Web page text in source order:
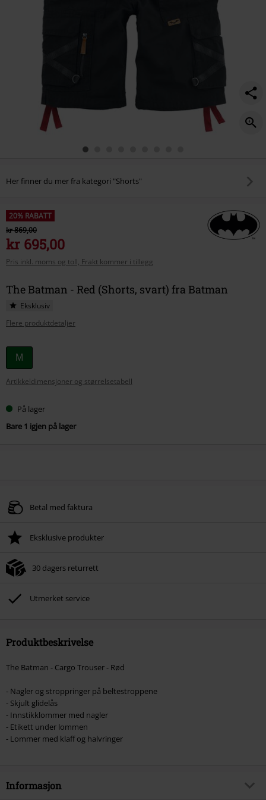
Her finner du mer fra kategori "Shorts"
20% RABATT
kr 869,00
kr 695,00
Pris inkl. moms og toll, Frakt kommer i tillegg
The Batman - Red (Shorts, svart) fra Batman
Eksklusiv
Flere produktdetaljer
Velg
størrelse
M
Artikkeldimensjoner og størrelsetabell
På lager
Bare 1 igjen på lager
Betal med faktura
Eksklusive produkter
30 dagers returrett
Utmerket service
Produktbeskrivelse
The Batman - Cargo Trouser - Rød
- Nagler og stroppringer på beltestroppene
- Skjult glidelås
- Innstikklommer med nagler
- Etikett under lommen
- Lommer med klaff og halvringer
Informasjon